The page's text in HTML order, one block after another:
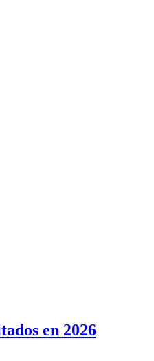
en 2026